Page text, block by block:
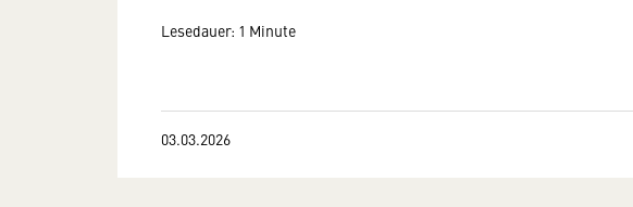
Lesedauer: 1 Minute
03.03.2026